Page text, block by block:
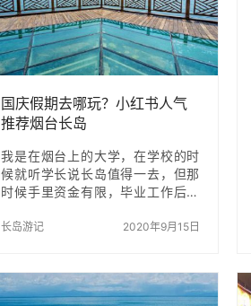
国庆假期去哪玩？小红书人气
推荐烟台长岛
我是在烟台上的大学，在学校的时
候就听学长说长岛值得一去，但那
时候手里资金有限，毕业工作后手
不敢出去玩，憋了半年决定冒险出
（包车） 住宿餐饮：迎霞渔家，这
个渔家是搜攻略时候发现的，微信
长岛游记 2020年9月15日